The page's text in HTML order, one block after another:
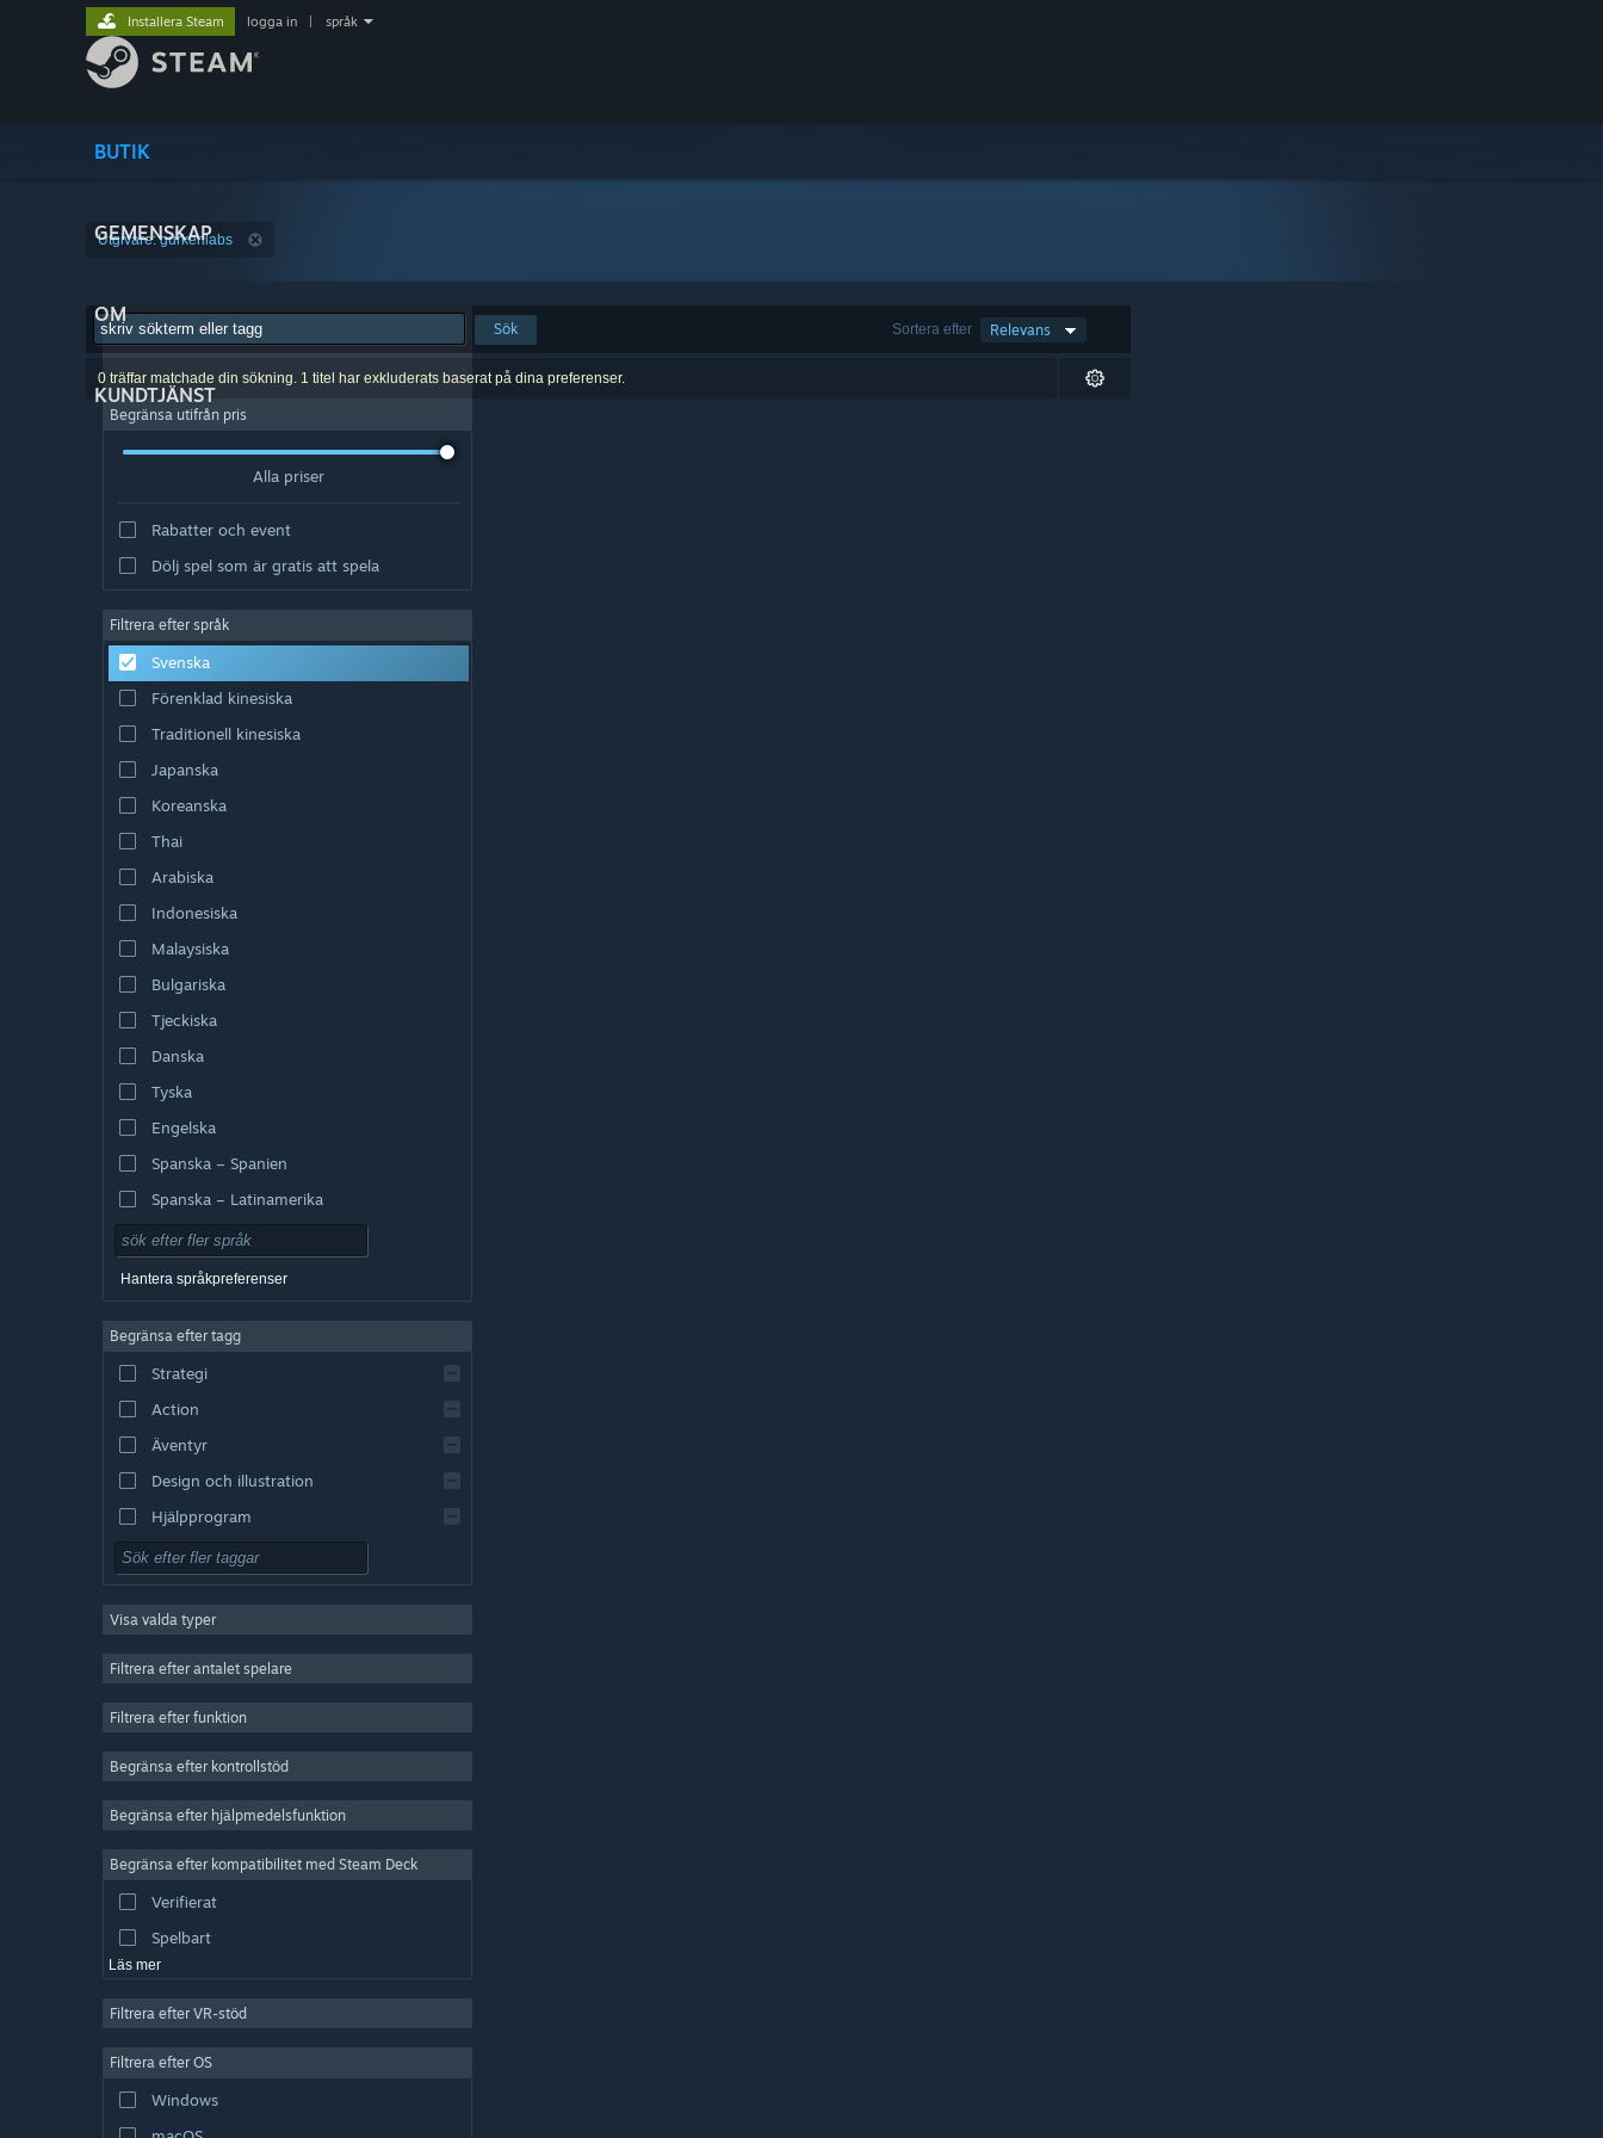
BUTIK
GEMENSKAP
OM
KUNDTJÄNST
Installera Steam logga in språk
Utgivare: gurkenlabs
Sortera efter Relevans
Sök
0 träffar matchade din sökning. 1 titel har exkluderats baserat på dina preferenser.
Begränsa utifrån pris
Alla priser
Rabatter och event
Dölj spel som är gratis att spela
Filtrera efter språk
Svenska
Förenklad kinesiska
Traditionell kinesiska
Japanska
Koreanska
Thai
Arabiska
Indonesiska
Malaysiska
Bulgariska
Tjeckiska
Danska
Tyska
Engelska
Spanska – Spanien
Spanska – Latinamerika
Hantera språkpreferenser
Begränsa efter tagg
Strategi
Action
Äventyr
Design och illustration
Hjälpprogram
Gratis att spela
MMO
Indie
Simulering
Videoproduktion
Bildredigering
Visa valda typer
Filtrera efter antalet spelare
Filtrera efter funktion
Begränsa efter kontrollstöd
Begränsa efter hjälpmedelsfunktion
Begränsa efter kompatibilitet med Steam Deck
Verifierat
Spelbart
Läs mer
Filtrera efter VR-stöd
Filtrera efter OS
Windows